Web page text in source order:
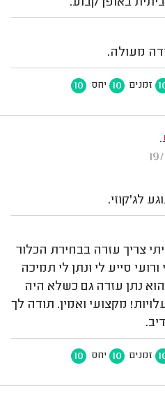
מעולה.
זמנים 10 יחס 10
לג'קוזי.
צריך עזרה בבחירת הכלור
סייע לי ונתן לי תמיכה
נתן עזרה גם כשלא היה
מקצועי ואמין. תודה לך
זמנים 10 יחס 10